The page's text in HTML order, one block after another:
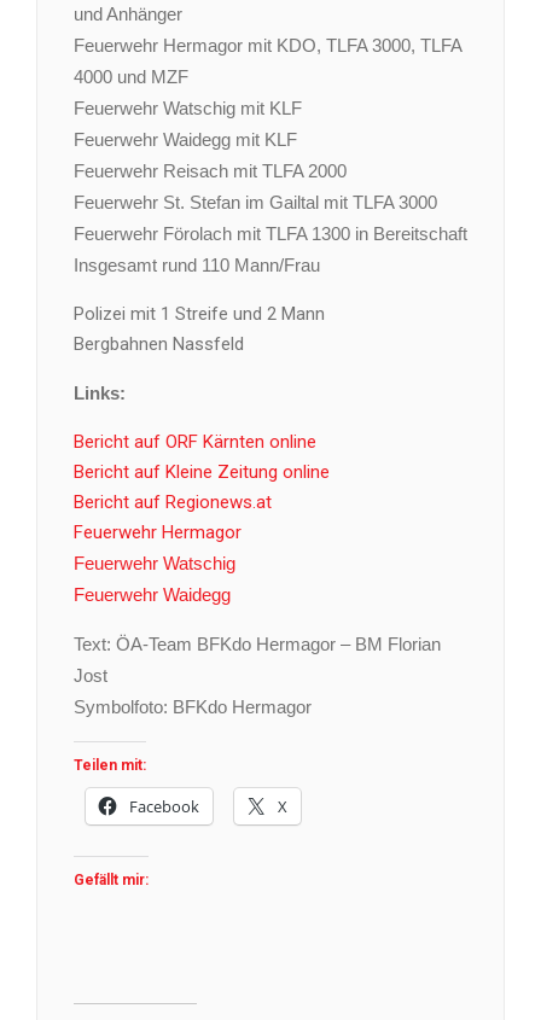
und Anhänger
Feuerwehr Hermagor mit KDO, TLFA 3000, TLFA
4000 und MZF
Feuerwehr Watschig mit KLF
Feuerwehr Waidegg mit KLF
Feuerwehr Reisach mit TLFA 2000
Feuerwehr St. Stefan im Gailtal mit TLFA 3000
Feuerwehr Förolach mit TLFA 1300 in Bereitschaft
Insgesamt rund 110 Mann/Frau
Polizei mit 1 Streife und 2 Mann
Bergbahnen Nassfeld
Links:
Bericht auf ORF Kärnten online
Bericht auf Kleine Zeitung online
Bericht auf Regionews.at
Feuerwehr Hermagor
Feuerwehr Watschig
Feuerwehr Waidegg
Text: ÖA-Team BFKdo Hermagor – BM Florian
Jost
Symbolfoto: BFKdo Hermagor
Teilen mit:
Facebook X
Gefällt mir: